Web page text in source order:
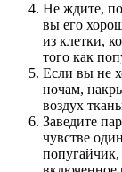
Не ждите,
вы его
из клетки,
того как
Если вы не
ночам,
воздух
Заведите
чувстве
попугайчик,